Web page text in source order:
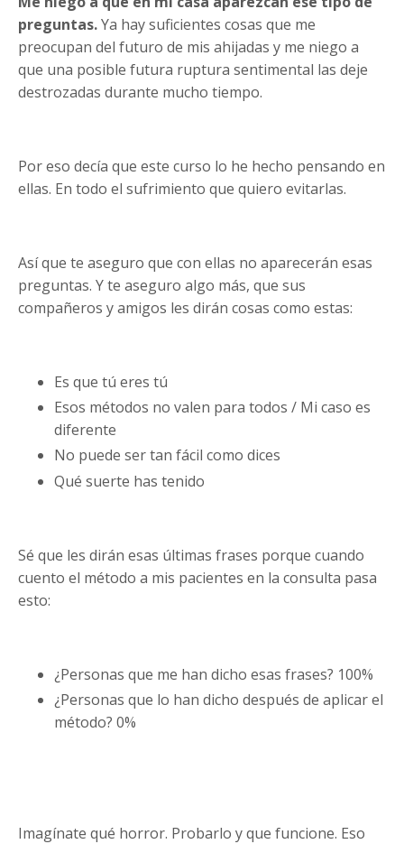
preguntas.Ya hay suficientes cosas que me
preocupan del futuro de mis ahijadas y me niego a
que una posible futura ruptura sentimental las deje
destrozadas durante mucho tiempo.
Por eso decía que este curso lo he hecho pensando en
ellas. En todo el sufrimiento que quiero evitarlas.
Así que te aseguro que con ellas no aparecerán esas
preguntas. Y te aseguro algo más, que sus
compañeros y amigos les dirán cosas como estas:
Es que tú eres tú
Esos métodos no valen para todos / Mi caso es
diferente
No puede ser tan fácil como dices
Qué suerte has tenido
Sé que les dirán esas últimas frases porque cuando
cuento el método a mis pacientes en la consulta pasa
esto:
¿Personas que me han dicho esas frases? 100%
¿Personas que lo han dicho después de aplicar el
método? 0%
Imagínate qué horror. Probarlo y que funcione. Eso